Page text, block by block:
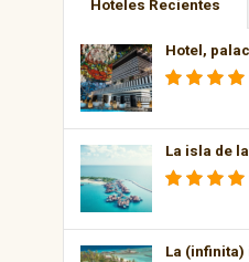
Hoteles Recientes
Hotel,
La isla de
La (infinita)